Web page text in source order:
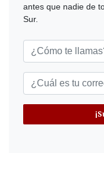
antes que nadie de
Sur.